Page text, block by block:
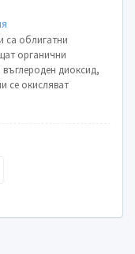
са облигатни
органични
диоксид,
се окисляват